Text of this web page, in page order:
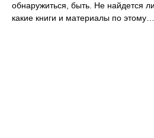
обнаружиться, быть. Не найдется
какие книги и материалы по